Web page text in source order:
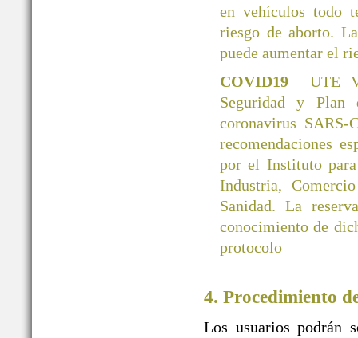
en vehículos todo
riesgo de aborto.
puede aumentar el
COVID19 UTE
Seguridad y Plan
coronavirus
recomendaciones
por el Instituto
Industria,
Sanidad. La
conocimiento de
protocolo
4. Procedimiento
Los usuarios podrán